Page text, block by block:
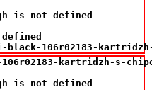
is not defined
black-106r02183-
kartridzh-s-
is not defined